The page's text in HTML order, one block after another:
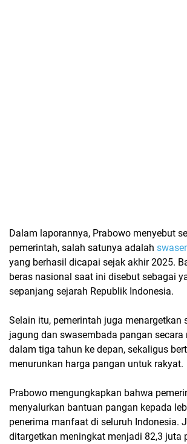
Dalam laporannya, Prabowo menyebut
pemerintah, salah satunya adalah
yang berhasil dicapai sejak akhir 2025.
beras nasional saat ini disebut sebagai
sepanjang sejarah Republik Indonesia.
Selain itu, pemerintah juga menargetkan
jagung dan swasembada pangan secara
dalam tiga tahun ke depan, sekaligus
menurunkan harga pangan untuk rakyat.
Prabowo mengungkapkan bahwa
menyalurkan bantuan pangan kepada
penerima manfaat di seluruh Indonesia.
ditargetkan meningkat menjadi 82,3 juta